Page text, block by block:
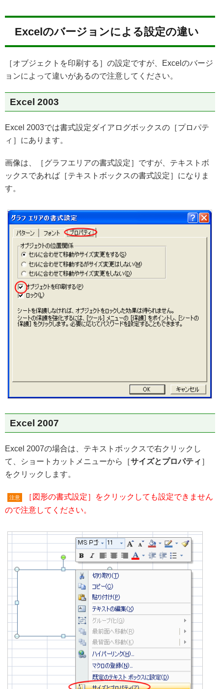
Excelのバージョンによる設定の違い
［オブジェクトを印刷する］の設定ですが、Excelのバージ
ョンによって違いがあるので注意してください。
Excel 2003
Excel 2003では書式設定ダイアログボックスの［プロパテ
ィ］にあります。
画像は、［グラフエリアの書式設定］ですが、テキストボ
ックスであれば［テキストボックスの書式設定］になりま
す。
Excel 2007
Excel 2007の場合は、テキストボックスで右クリックし
て、ショートカットメニューから［サイズとプロパティ ］
をクリックします。
注意
［図形の書式設定］をクリックしても設定できません
ので注意してください。